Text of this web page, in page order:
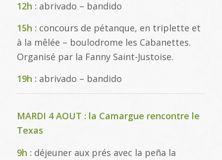
12h : abrivado – bandido
15h : concours de pétanque, en triplette et
à la mêlée – boulodrome les Cabanettes.
Organisé par la Fanny Saint-Justoise.
19h : abrivado – bandido
MARDI 4 AOUT : la Camargue rencontre le
Texas
9h : déjeuner aux prés avec la peña la